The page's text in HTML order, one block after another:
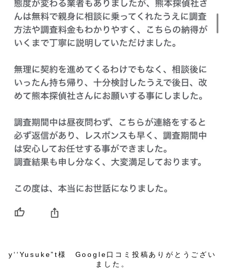
y‘‘Yusuke”t様 Google口コミ投稿ありがとうござい
ました。